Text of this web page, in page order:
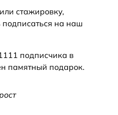
стажировку,
на наш
подписчика в
памятный подарок.